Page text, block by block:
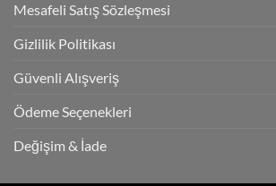
Mesafeli Satış Sözleşmesi
Gizlilik Politikası
Güvenli Alışveriş
Ödeme Seçenekleri
Değişim & İade